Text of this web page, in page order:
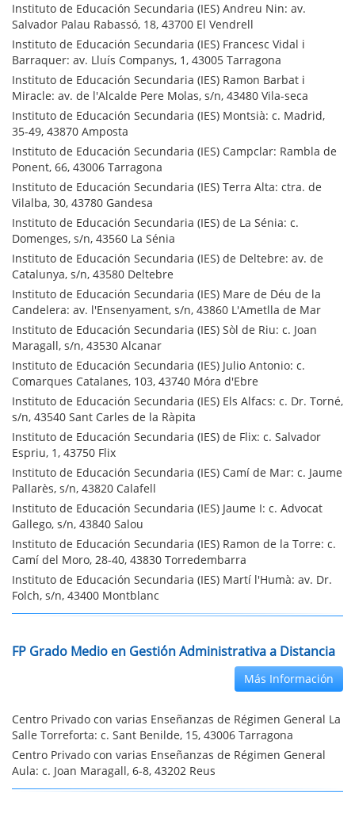
Instituto de Educación Secundaria (IES) Andreu Nin: av.
Salvador Palau Rabassó, 18, 43700 El Vendrell
Instituto de Educación Secundaria (IES) Francesc Vidal i
Barraquer: av. Lluís Companys, 1, 43005 Tarragona
Instituto de Educación Secundaria (IES) Ramon Barbat i
Miracle: av. de l'Alcalde Pere Molas, s/n, 43480 Vila-seca
Instituto de Educación Secundaria (IES) Montsià: c. Madrid,
35-49, 43870 Amposta
Instituto de Educación Secundaria (IES) Campclar: Rambla de
Ponent, 66, 43006 Tarragona
Instituto de Educación Secundaria (IES) Terra Alta: ctra. de
Vilalba, 30, 43780 Gandesa
Instituto de Educación Secundaria (IES) de La Sénia: c.
Domenges, s/n, 43560 La Sénia
Instituto de Educación Secundaria (IES) de Deltebre: av. de
Catalunya, s/n, 43580 Deltebre
Instituto de Educación Secundaria (IES) Mare de Déu de la
Candelera: av. l'Ensenyament, s/n, 43860 L'Ametlla de Mar
Instituto de Educación Secundaria (IES) Sòl de Riu: c. Joan
Maragall, s/n, 43530 Alcanar
Instituto de Educación Secundaria (IES) Julio Antonio: c.
Comarques Catalanes, 103, 43740 Móra d'Ebre
Instituto de Educación Secundaria (IES) Els Alfacs: c. Dr. Torné,
s/n, 43540 Sant Carles de la Ràpita
Instituto de Educación Secundaria (IES) de Flix: c. Salvador
Espriu, 1, 43750 Flix
Instituto de Educación Secundaria (IES) Camí de Mar: c. Jaume
Pallarès, s/n, 43820 Calafell
Instituto de Educación Secundaria (IES) Jaume I: c. Advocat
Gallego, s/n, 43840 Salou
Instituto de Educación Secundaria (IES) Ramon de la Torre: c.
Camí del Moro, 28-40, 43830 Torredembarra
Instituto de Educación Secundaria (IES) Martí l'Humà: av. Dr.
Folch, s/n, 43400 Montblanc
FP Grado Medio en Gestión Administrativa a Distancia
Más Información
Centro Privado con varias Enseñanzas de Régimen General La
Salle Torreforta: c. Sant Benilde, 15, 43006 Tarragona
Centro Privado con varias Enseñanzas de Régimen General
Aula: c. Joan Maragall, 6-8, 43202 Reus